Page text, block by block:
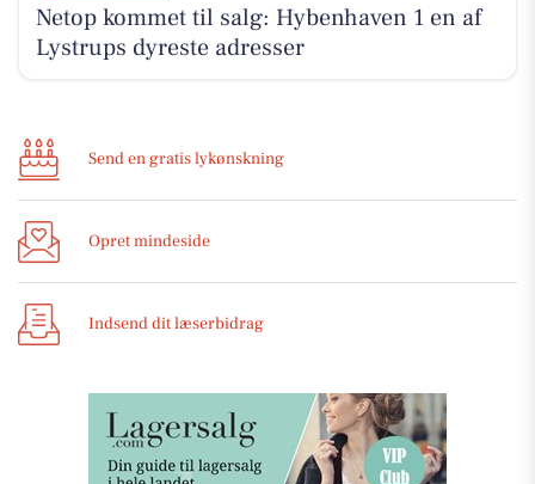
Netop kommet til salg: Hybenhaven 1 en af
Lystrups dyreste adresser
Send en gratis lykønskning
Opret mindeside
Indsend dit læserbidrag